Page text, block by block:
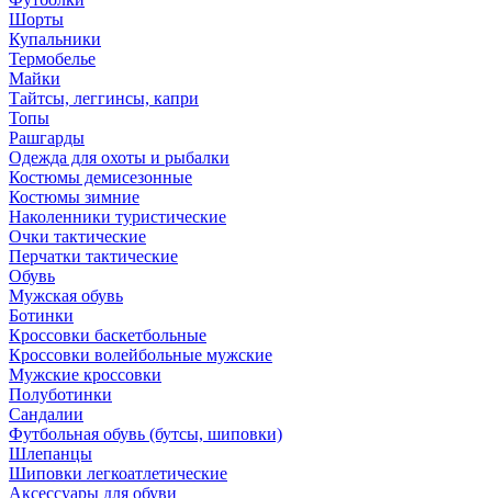
Шорты
Купальники
Термобелье
Майки
Тайтсы, леггинсы, капри
Топы
Рашгарды
Одежда для охоты и рыбалки
Костюмы демисезонные
Костюмы зимние
Наколенники туристические
Очки тактические
Перчатки тактические
Обувь
Мужская обувь
Ботинки
Кроссовки баскетбольные
Кроссовки волейбольные мужские
Мужские кроссовки
Полуботинки
Сандалии
Футбольная обувь (бутсы, шиповки)
Шлепанцы
Шиповки легкоатлетические
Аксессуары для обуви